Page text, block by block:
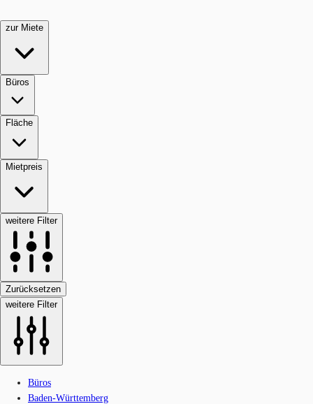
zur Miete
Büros
Fläche
Mietpreis
weitere Filter
Zurücksetzen
weitere Filter
Büros
Baden-Württemberg